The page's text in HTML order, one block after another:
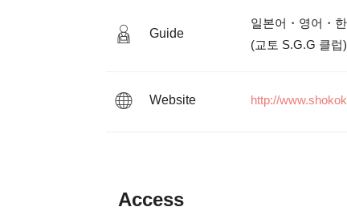
Guide
일본어・영어・
Website http://
Access